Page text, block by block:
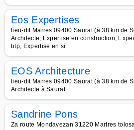
Eos Expertises
lieu-dit Marres 09400 Saurat (à 38 km de
Architecte, Expertise en construction,
btp, Expertise en si
EOS Architecture
lieu-dit Marres 09400 Saurat (à 38 km de
Architecte à Saurat
Sandrine Pons
Za route Mondavezan 31220 Martres